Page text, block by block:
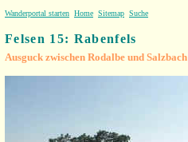
Wanderportal starten Home Sitemap Suche
Felsen 15: Rabenfels
Ausguck zwischen Rodalbe und Salzbach